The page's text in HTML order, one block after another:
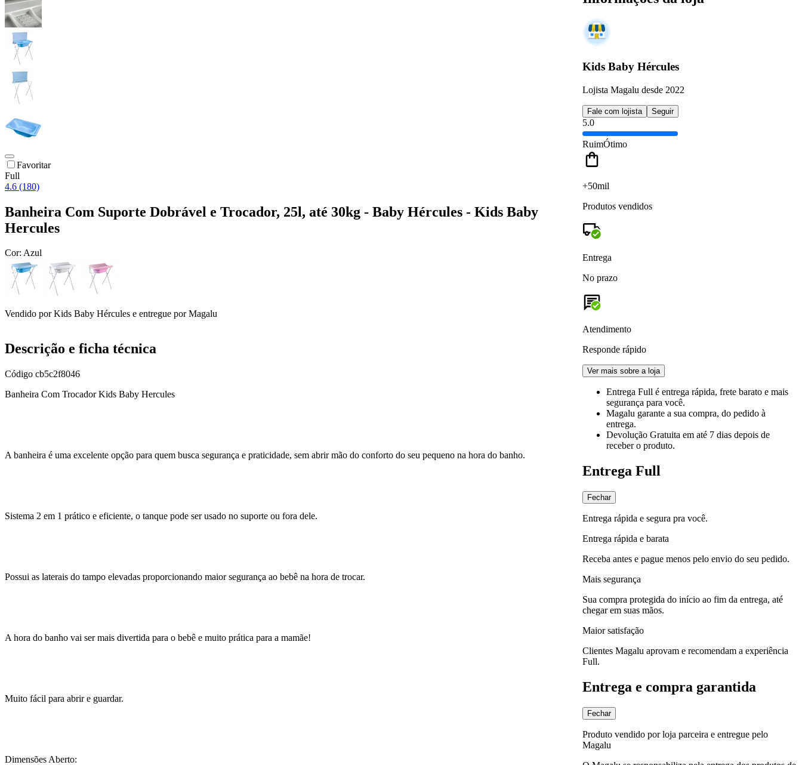
Favoritar
Full
4.6 (180)
Banheira Com Suporte Dobrável e Trocador, 25l, até 30kg - Baby Hércules - Kids Baby
Hercules
Cor: Azul
Vendido porKids Baby Hércules e entregue por Magalu
Kids Baby Hércules
Lojista Magalu desde 2022
Fale com lojista Seguir
5.0
RuimÓtimo
+50mil
Produtos vendidos
Entrega
No prazo
Atendimento
Responde rápido
Ver mais sobre a loja
Entrega Full é entrega rápida, frete barato e mais
segurança para você.
Magalu garante a sua compra, do pedido à
entrega.
Devolução Gratuita em até 7 dias depois de
receber o produto.
Entrega Full
Fechar
Entrega rápida e segura pra você.
Entrega rápida e barata
Receba antes e pague menos pelo envio do seu pedido.
Mais segurança
Sua compra protegida do início ao fim da entrega, até
chegar em suas mãos.
Maior satisfação
Clientes Magalu aprovam e recomendam a experiência
Full.
Entrega e compra garantida
Fechar
Produto vendido por loja parceira e entregue pelo
Magalu
Descrição e ficha técnica
Código cb5c2f8046
Banheira Com Trocador Kids Baby Hercules
A banheira é uma excelente opção para quem busca segurança e praticidade, sem abrir mão do conforto do seu pequeno na hora do banho.
Sistema 2 em 1 prático e eficiente, o tanque pode ser usado no suporte ou fora dele.
Possui as laterais do tampo elevadas proporcionando maior segurança ao bebê na hora de trocar.
A hora do banho vai ser mais divertida para o bebê e muito prática para a mamãe!
Muito fácil para abrir e guardar.
Dimensões Aberto: